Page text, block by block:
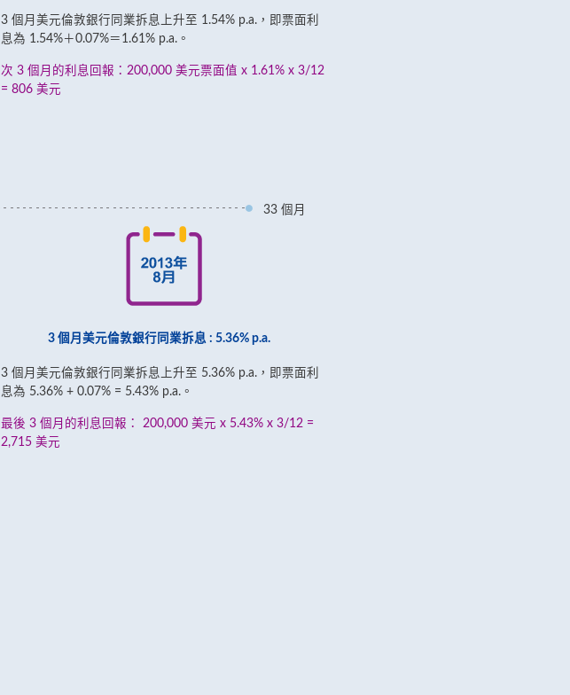
3 個月美元倫敦銀行同業拆息上升至 1.54% p.a.，即票面利
息為 1.54%＋0.07%＝1.61% p.a.。
次 3 個月的利息回報：200,000 美元票面值 x 1.61% x 3/12
= 806 美元
33 個月
3 個月美元倫敦銀行同業拆息 : 5.36% p.a.
3 個月美元倫敦銀行同業拆息上升至 5.36% p.a.，即票面利
息為 5.36% + 0.07% = 5.43% p.a.。
最後 3 個月的利息回報： 200,000 美元 x 5.43% x 3/12 =
2,715 美元